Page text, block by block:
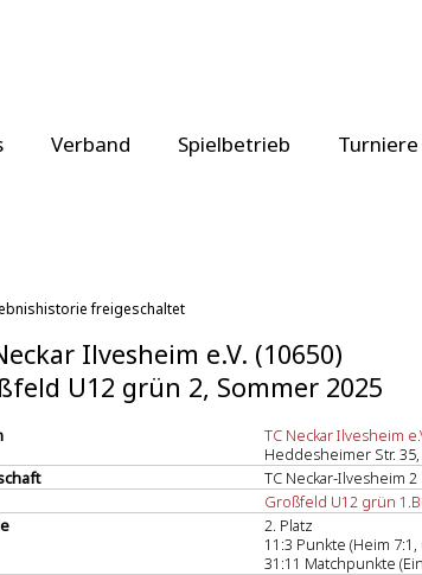
Verband Spielbetrieb Turniere
freigeschaltet
Ilvesheim e.V. (10650)
U12 grün 2, Sommer 2025
TC Neckar Ilvesheim
Heddesheimer Str.
TC Neckar-Ilvesheim 2
Großfeld U12 grün
2. Platz
11:3 Punkte (Heim 7:1,
31:11 Matchpunkte